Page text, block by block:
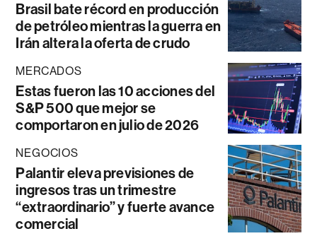
Brasil bate récord en producción
de petróleo mientras la guerra en
Irán altera la oferta de crudo
MERCADOS
Estas fueron las 10 acciones del
S&P 500 que mejor se
comportaron en julio de 2026
NEGOCIOS
Palantir eleva previsiones de
ingresos tras un trimestre
“extraordinario” y fuerte avance
comercial